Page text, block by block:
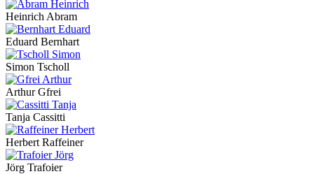
Heinrich Abram
Eduard Bernhart
Simon Tscholl
Arthur Gfrei
Tanja Cassitti
Herbert Raffeiner
Jörg Trafoier